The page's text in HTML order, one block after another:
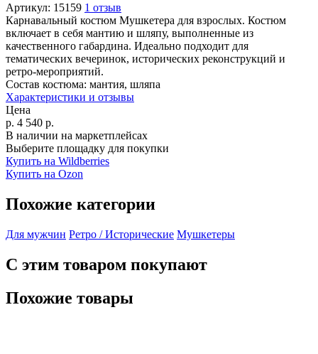
Артикул: 15159 1 отзыв
Карнавальный костюм Мушкетера для взрослых. Костюм
включает в себя мантию и шляпу, выполненные из
качественного габардина. Идеально подходит для
тематических вечеринок, исторических реконструкций и
ретро-мероприятий.
Состав костюма: мантия, шляпа
Характеристики и отзывы
Цена
р. 4 540 р.
В наличии на маркетплейсах
Выберите площадку для покупки
Купить на Wildberries
Купить на Ozon
Похожие категории
Для мужчин Ретро / Исторические Мушкетеры
С этим товаром покупают
Похожие товары